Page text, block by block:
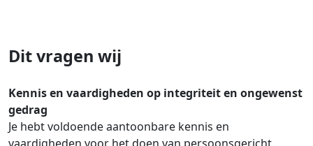
Dit vragen wij
Kennis en vaardigheden op integriteit en ongewenst
gedrag
Je hebt voldoende aantoonbare kennis en